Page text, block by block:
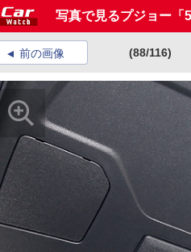
写真で見るプジョー「
前の画像 (88/116)